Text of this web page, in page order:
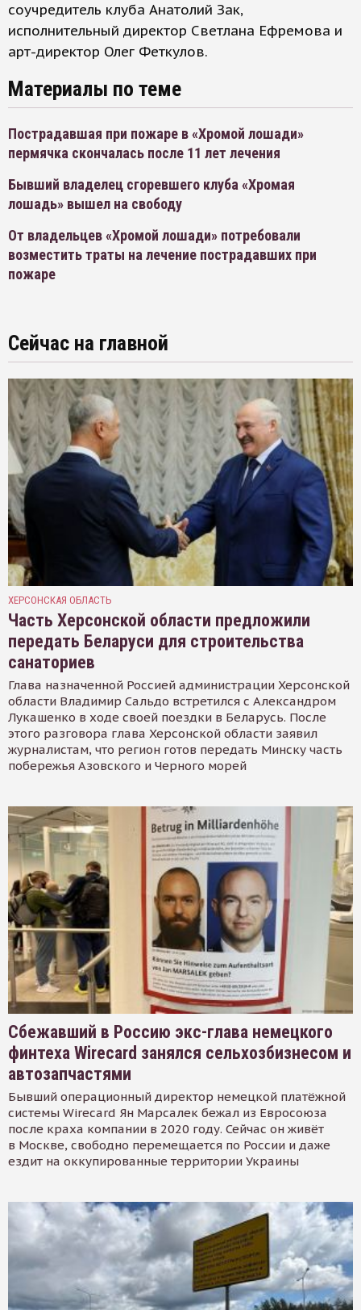
соучредитель клуба Анатолий Зак,
исполнительный директор Светлана Ефремова и
арт-директор Олег Феткулов.
Материалы по теме
Пострадавшая при пожаре в «Хромой лошади»
пермячка скончалась после 11 лет лечения
Бывший владелец сгоревшего клуба «Хромая
лошадь» вышел на свободу
От владельцев «Хромой лошади» потребовали
возместить траты на лечение пострадавших при
пожаре
Сейчас на главной
ХЕРСОНСКАЯ ОБЛАСТЬ
Часть Херсонской области предложили
передать Беларуси для строительства
санаториев
Глава назначенной Россией администрации Херсонской
области Владимир Сальдо встретился с Александром
Лукашенко в ходе своей поездки в Беларусь. После
этого разговора глава Херсонской области заявил
журналистам, что регион готов передать Минску часть
побережья Азовского и Черного морей
Сбежавший в Россию экс-глава немецкого
финтеха Wirecard занялся сельхозбизнесом и
автозапчастями
Бывший операционный директор немецкой платёжной
системы Wirecard Ян Марсалек бежал из Евросоюза
после краха компании в 2020 году. Сейчас он живёт
в Москве, свободно перемещается по России и даже
ездит на оккупированные территории Украины